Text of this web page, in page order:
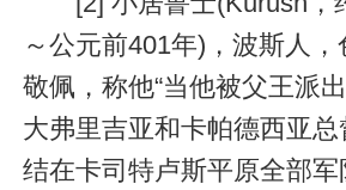
～公元前401年)，波斯人
敬佩，称他“当他被父王派
大弗里吉亚和卡帕德西亚
结在卡司特卢斯平原全部军